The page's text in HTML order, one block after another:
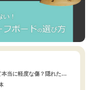
本当に軽度な傷？隠れた…